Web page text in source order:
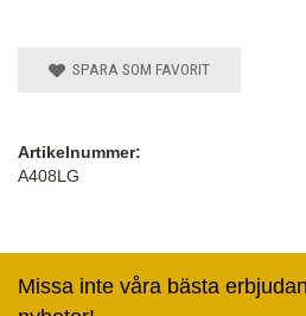
SPARA SOM FAVORIT
Artikelnummer:
A408LG
Missa inte våra bästa